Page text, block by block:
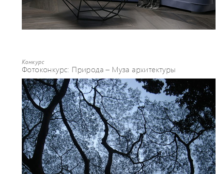
Конкурс
Фотоконкурс: Природа – Муза архитектуры